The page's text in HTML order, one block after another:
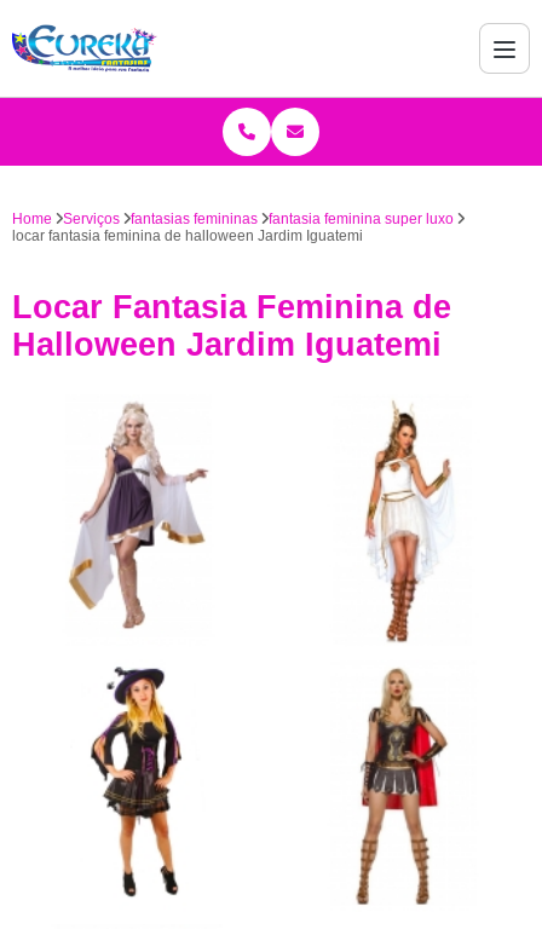
Home Serviços fantasias femininas
fantasia feminina super luxo
locar fantasia feminina de halloween Jardim Iguatemi
Locar Fantasia Feminina de
Halloween Jardim Iguatemi